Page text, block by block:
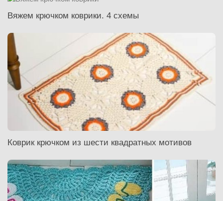
Вяжем крючком коврики. 4 схемы
Коврик крючком из шести квадратных мотивов